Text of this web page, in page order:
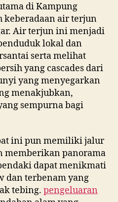
di Kampung
keberadaan air terjun
Air terjun ini menjadi
lokal dan
serta melihat
yang cascades dari
yang menyegarkan
menakjubkan,
sempurna bagi
ini pun memiliki jalur
memberikan panorama
dapat menikmati
dan terbenam yang
tebing. pengeluaran